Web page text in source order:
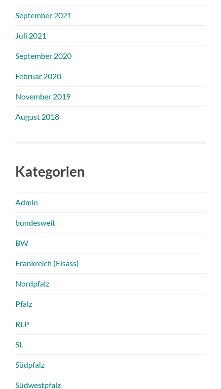
September 2021
Juli 2021
September 2020
Februar 2020
November 2019
August 2018
Kategorien
Admin
bundesweit
BW
Frankreich (Elsass)
Nordpfalz
Pfalz
RLP
SL
Südpfalz
Südwestpfalz